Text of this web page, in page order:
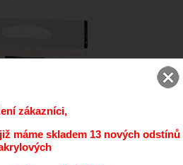
zákazníci,
máme skladem 13 nových odstínů